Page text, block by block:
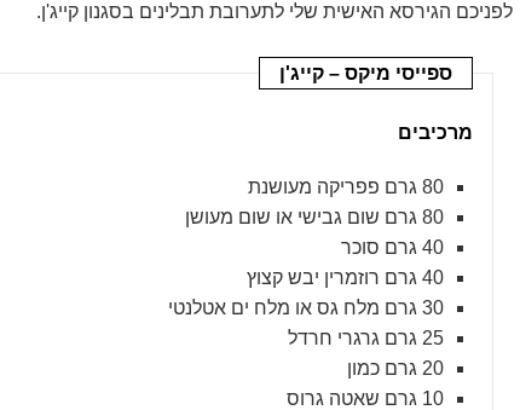
לפניכם הגירסא האישית שלי לתערובת תבלינים בסגנון קייג'ן.
ספייסי מיקס – קייג'ן
מרכיבים
80 גרם פפריקה מעושנת
80 גרם שום גבישי או שום מעושן
40 גרם סוכר
40 גרם רוזמרין יבש קצוץ
30 גרם מלח גס או מלח ים אטלנטי
25 גרם גרגרי חרדל
20 גרם כמון
10 גרם שאטה גרוס